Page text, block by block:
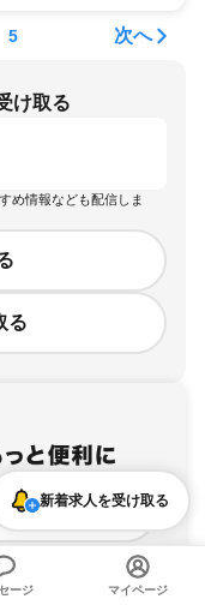
5 次へ
け取る
め情報なども配信しま
る
ード
新着求人を受け取る
ージ マイページ